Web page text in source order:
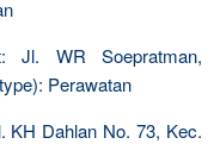
Jl. WR Soepratman,
Perawatan
KH Dahlan No. 73, Kec.